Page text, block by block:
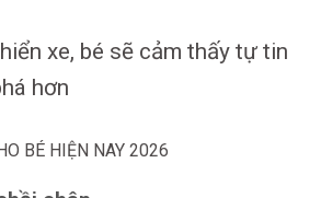
xe, bé sẽ cảm thấy tự tin
hơn